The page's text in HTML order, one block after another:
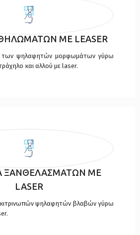
ΜΕ LEASER
των ψηλαφητών μορφωμάτων γύρω
και αλλού με laser.
ΞΑΝΘΕΛΑΣΜΑΤΩΝ ΜΕ
LASER
ψηλαφητών βλαβών γύρω